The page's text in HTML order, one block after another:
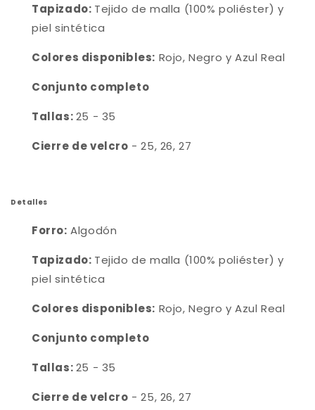
Tapizado: Tejido de malla (100% poliéster) y
piel sintética
Colores disponibles: Rojo, Negro y Azul Real
Conjunto completo
Tallas:25 - 35
Cierre de velcro - 25, 26, 27
Detalles
Forro: Algodón
Tapizado: Tejido de malla (100% poliéster) y
piel sintética
Colores disponibles: Rojo, Negro y Azul Real
Conjunto completo
Tallas:25 - 35
Cierre de velcro - 25, 26, 27